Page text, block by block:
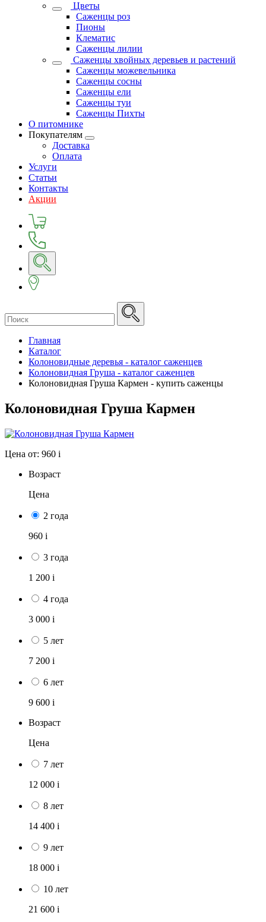
Цветы
Саженцы роз
Пионы
Клематис
Саженцы лилии
Саженцы хвойных деревьев и растений
Саженцы можевельника
Саженцы сосны
Саженцы ели
Саженцы туи
Саженцы Пихты
О питомнике
Покупателям
Доставка
Оплата
Услуги
Статьи
Контакты
Акции
Главная
Каталог
Колоновидные деревья - каталог саженцев
Колоновидная Груша - каталог саженцев
Колоновидная Груша Кармен - купить саженцы
Колоновидная Груша Кармен
Цена от: 960 i
Возраст
Цена
2 года
960 i
3 года
1 200 i
4 года
3 000 i
5 лет
7 200 i
6 лет
9 600 i
Возраст
Цена
7 лет
12 000 i
8 лет
14 400 i
9 лет
18 000 i
10 лет
21 600 i